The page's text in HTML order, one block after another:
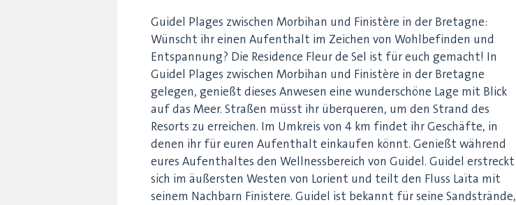
Guidel Plages zwischen Morbihan und Finistère in der Bretagne:
Wünscht ihr einen Aufenthalt im Zeichen von Wohlbefinden und
Entspannung? Die Residence Fleur de Sel ist für euch gemacht! In
Guidel Plages zwischen Morbihan und Finistère in der Bretagne
gelegen, genießt dieses Anwesen eine wunderschöne Lage mit Blick
auf das Meer. Straßen müsst ihr überqueren, um den Strand des
Resorts zu erreichen. Im Umkreis von 4 km findet ihr Geschäfte, in
denen ihr für euren Aufenthalt einkaufen könnt. Genießt während
eures Aufenthaltes den Wellnessbereich von Guidel. Guidel erstreckt
sich im äußersten Westen von Lorient und teilt den Fluss Laïta mit
seinem Nachbarn Finistere. Guidel ist bekannt für seine Sandstrände,